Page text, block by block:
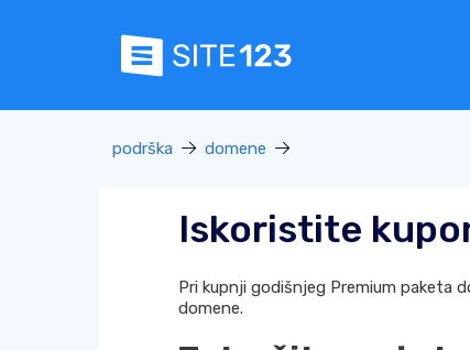
podrška domene
Iskoristite
Pri kupnji godišnjeg Premium paketa
domene.